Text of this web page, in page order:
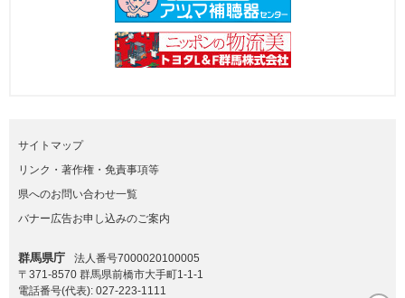
サイトマップ
リンク・著作権・免責事項等
県へのお問い合わせ一覧
バナー広告お申し込みのご案内
群馬県庁
法人番号7000020100005
〒371-8570 群馬県前橋市大手町1-1-1
電話番号(代表): 027-223-1111